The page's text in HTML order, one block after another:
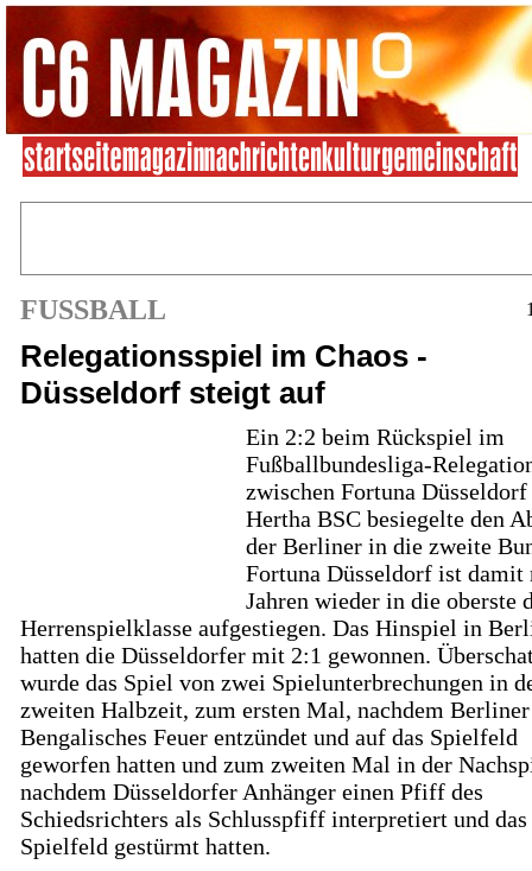
FUSSBALL
Relegationsspiel im Chaos -
Düsseldorf steigt auf
Ein 2:2 beim Rückspiel im
Fußballbundesliga-
zwischen Fortuna Düsseldorf
Hertha BSC besiegelte den
der Berliner in die zweite
Fortuna Düsseldorf ist damit
Jahren wieder in die oberste
Herrenspielklasse aufgestiegen. Das Hinspiel in
hatten die Düsseldorfer mit 2:1 gewonnen.
wurde das Spiel von zwei Spielunterbrechungen in
zweiten Halbzeit, zum ersten Mal, nachdem Berliner
Bengalisches Feuer entzündet und auf das Spielfeld
geworfen hatten und zum zweiten Mal in der
nachdem Düsseldorfer Anhänger einen Pfiff des
Schiedsrichters als Schlusspfiff interpretiert und das
Spielfeld gestürmt hatten.